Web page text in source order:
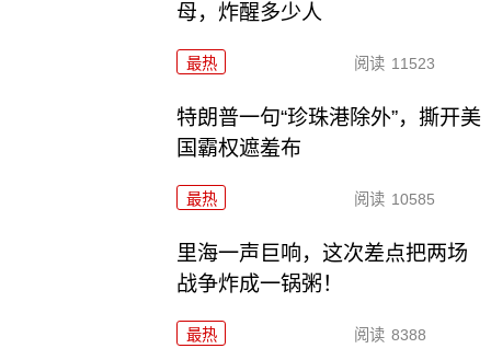
母，炸醒多少人
最热 阅读 11523
特朗普一句“珍珠港除外”，撕开美
国霸权遮羞布
最热 阅读 10585
里海一声巨响，这次差点把两场
战争炸成一锅粥！
最热 阅读 8388